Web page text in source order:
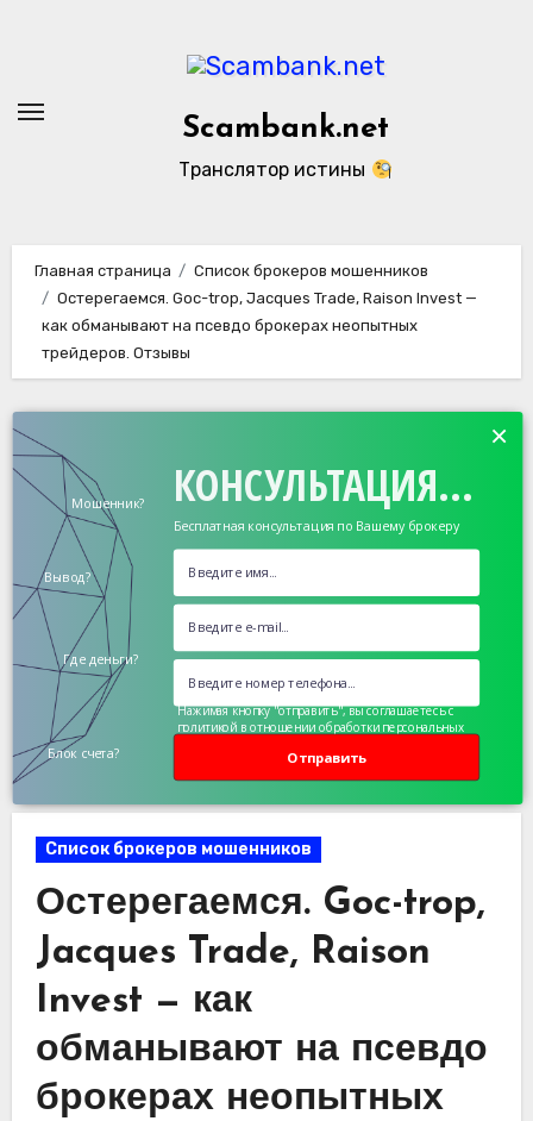
Scambank.net
Транслятор истины
Главная страница
Список брокеров мошенников
Остерегаемся. Goc-trop, Jacques Trade, Raison Invest —
как обманывают на псевдо брокерах неопытных
трейдеров. Отзывы
КОНСУЛЬТАЦИЯ...
Бесплатная консультация по Вашему брокеру
Мошенник?
Вывод?
Где деньги?
Блок счета? Отправить
×
Нажимая кнопку "отправить", вы соглашаетесь с
политикой в отношении обработки персональных
Список брокеров мошенников
Остерегаемся. Goc-trop,
Jacques Trade, Raison
Invest — как
обманывают на псевдо
брокерах неопытных